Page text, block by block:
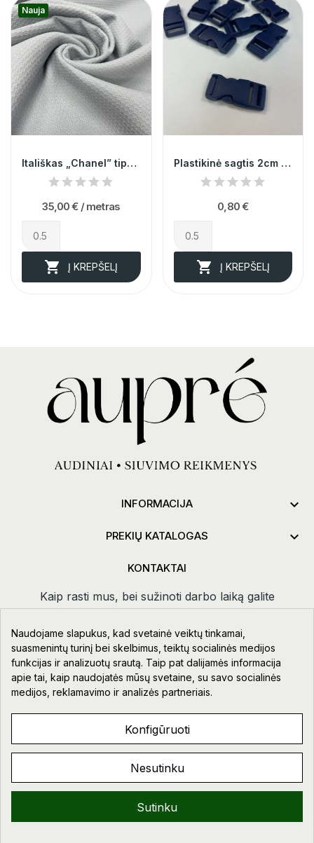
Nauja
Itališkas „Chanel” tipo audinys 014709
35,00 € / metras
 Į KREPŠELĮ
Plastikinė sagtis 2cm 000336
0,80 €
 Į KREPŠELĮ
INFORMACIJA 
PREKIŲ KATALOGAS 
KONTAKTAI
Kaip rasti mus, bei sužinoti darbo laiką galite
paspauduskontaktai.
Taikos pr. 111-109, Klaipėda
+370 678 02418
info@aupre.lt
Facebook
AUPRE.LT © 2023 - 2026. VISOS TEISĖS SAUGOMOS.
Naudojame slapukus, kad svetainė veiktų tinkamai,
suasmenintų turinį bei skelbimus, teiktų socialinės medijos
funkcijas ir analizuotų srautą. Taip pat dalijamės informacija
apie tai, kaip naudojatės mūsų svetaine, su savo socialinės
medijos, reklamavimo ir analizės partneriais.
Konfigūruoti
Nesutinku
Sutinku